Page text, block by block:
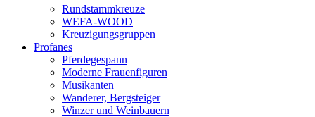
Rundstammkreuze
WEFA-WOOD
Kreuzigungsgruppen
Profanes
Pferdegespann
Moderne Frauenfiguren
Musikanten
Wanderer, Bergsteiger
Winzer und Weinbauern